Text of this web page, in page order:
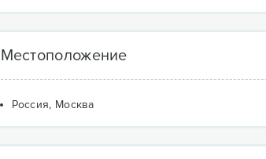
Местоположение
Россия, Москва